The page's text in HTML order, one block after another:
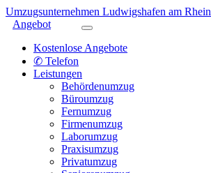
Umzugsunternehmen Ludwigshafen am Rhein
Angebot
Kostenlose Angebote
✆ Telefon
Leistungen
Behördenumzug
Büroumzug
Fernumzug
Firmenumzug
Laborumzug
Praxisumzug
Privatumzug